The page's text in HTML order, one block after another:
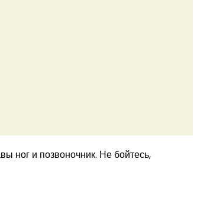
ног и позвоночник. Не бойтесь,